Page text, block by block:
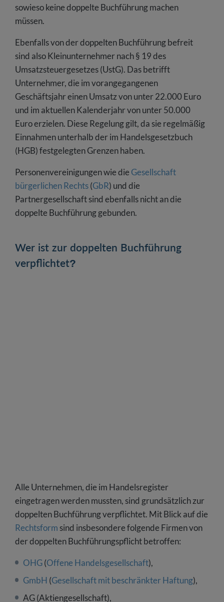
sowieso keine doppelte Buchführung machen
müssen.
Ebenfalls von der doppelten Buchführung befreit
sind also Kleinunternehmer nach § 19 des
Umsatzsteuergesetzes (UstG). Das betrifft
Unternehmer, die im vorangegangenen
Geschäftsjahr einen Umsatz von unter 22.000 Euro
und im aktuellen Kalenderjahr von unter 50.000
Euro erzielen. Diese Regelung gilt, da sie regelmäßig
Einnahmen unterhalb der im Handelsgesetzbuch
(HGB) festgelegten Grenzen haben.
Personenvereinigungen wie die Gesellschaft
bürgerlichen Rechts(GbR) und die
Partnergesellschaft sind ebenfalls nicht an die
doppelte Buchführung gebunden.
Wer ist zur doppelten Buchführung
verpflichtet?
Alle Unternehmen, die im Handelsregister
eingetragen werden mussten, sind grundsätzlich zur
doppelten Buchführung verpflichtet. Mit Blick auf die
Rechtsformsind insbesondere folgende Firmen von
der doppelten Buchführungspflicht betroffen:
OHG(Offene Handelsgesellschaft),
GmbH (Gesellschaft mit beschränkter Haftung),
AG (Aktiengesellschaft),